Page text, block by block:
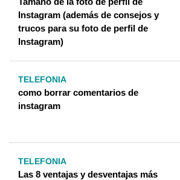
Instagram (además de consejos y
trucos para su foto de perfil de
Instagram)
TELEFONIA
como borrar comentarios de
instagram
TELEFONIA
Las 8 ventajas y desventajas más